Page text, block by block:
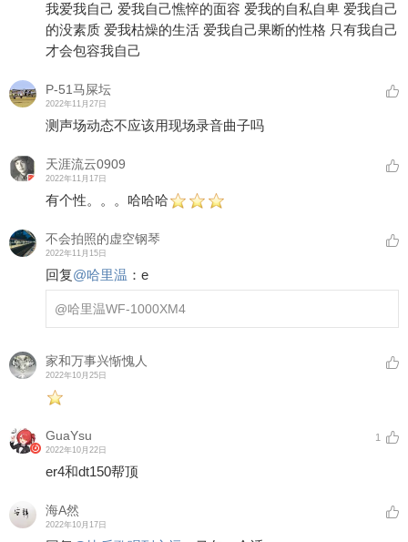
我爱我自己 爱我自己憔悴的面容 爱我的自私自卑 爱我自己
的没素质 爱我枯燥的生活 爱我自己果断的性格 只有我自己
才会包容我自己
P-51马屎坛
2022年11月27日
测声场动态不应该用现场录音曲子吗
天涯流云0909
2022年11月17日
有个性。。。哈哈哈
不会拍照的虚空钢琴
2022年11月15日
回复@哈里温 ： e
@哈里温WF-1000XM4
家和万事兴惭愧人
2022年10月25日
GuaYsu
2022年10月22日
1
er4和dt150帮顶
海A然
2022年10月17日